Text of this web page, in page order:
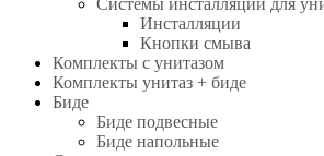
Системы инсталляции для
Инсталляции
Кнопки смыва
Комплекты с унитазом
Комплекты унитаз + биде
Биде
Биде подвесные
Биде напольные